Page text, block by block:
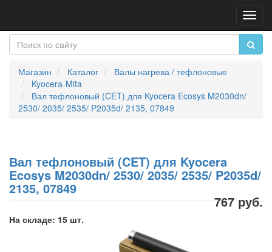
Магазин Каталог
Валы нагрева / тефлоновые
Kyocera-Mita
Вал тефлоновый (CET) для Kyocera Ecosys M2030dn/
2530/ 2035/ 2535/ P2035d/ 2135, 07849
Вал тефлоновый (CET) для Kyocera
Ecosys M2030dn/ 2530/ 2035/ 2535/ P2035d/
2135, 07849
767 руб.
На складе: 15 шт.